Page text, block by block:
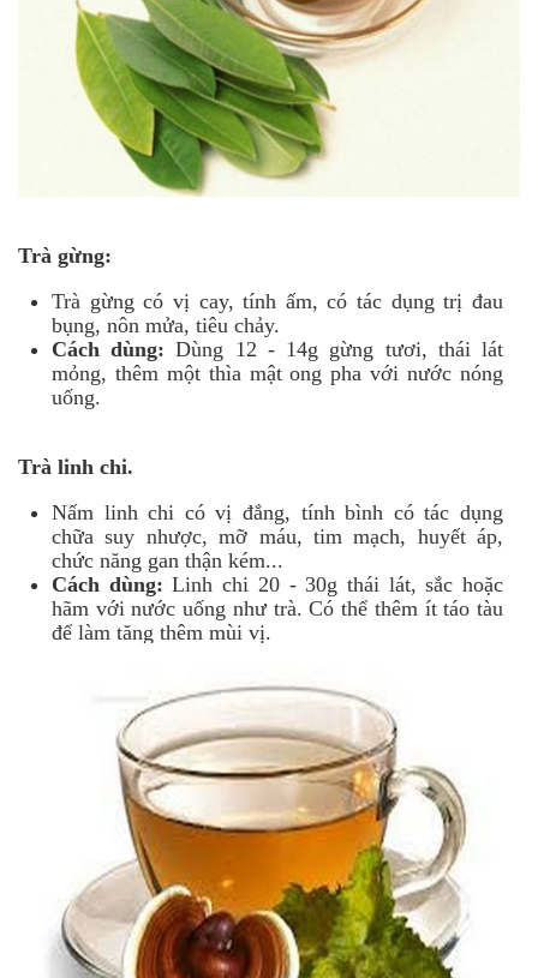
Trà gừng:
Trà gừng có vị cay, tính ấm, có tác dụng trị đau
bụng, nôn mửa, tiêu chảy.
Cách dùng: Dùng 12 - 14g gừng tươi, thái lát
mỏng, thêm một thìa mật ong pha với nước nóng
uống.
Trà linh chi.
Nấm linh chi có vị đắng, tính bình có tác dụng
chữa suy nhược, mỡ máu, tim mạch, huyết áp,
chức năng gan thận kém...
Cách dùng: Linh chi 20 - 30g thái lát, sắc hoặc
hãm với nước uống như trà. Có thể thêm ít táo tàu
để làm tăng thêm mùi vị.